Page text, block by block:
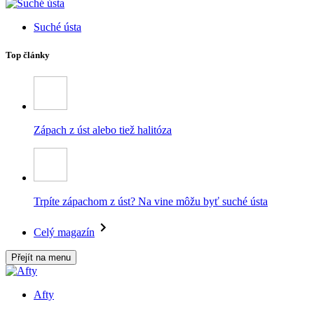
Suché ústa
Top články
Zápach z úst alebo tiež halitóza
Trpíte zápachom z úst? Na vine môžu byť suché ústa
Celý magazín
Přejít na menu
Afty